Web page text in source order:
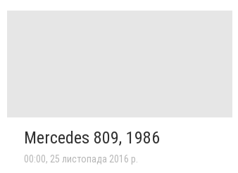
Mercedes 809, 1986
00:00, 25 листопада 2016 р.